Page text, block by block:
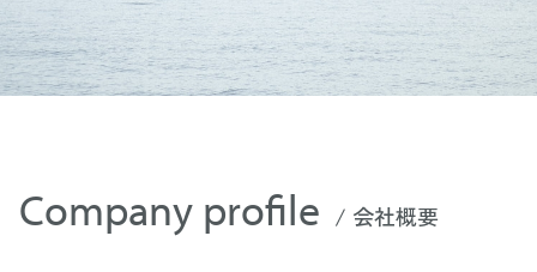
Company profile / 会社概要